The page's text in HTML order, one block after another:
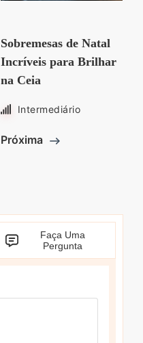
Sobremesas de Natal
Incríveis para Brilhar
na Ceia
Intermediário
Próxima
Faça Uma
Pergunta